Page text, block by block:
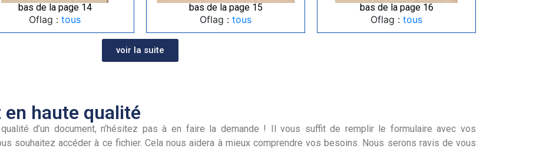
bas de la page 14
Oflag : tous
bas de la page 15
Oflag : tous
bas de la page 16
Oflag : tous
voir la suite
haute qualité
d’un document, n’hésitez pas à en faire la demande ! Il vous suffit de remplir le formulaire avec vos
souhaitez accéder à ce fichier. Cela nous aidera à mieux comprendre vos besoins. Nous serons ravis de vous